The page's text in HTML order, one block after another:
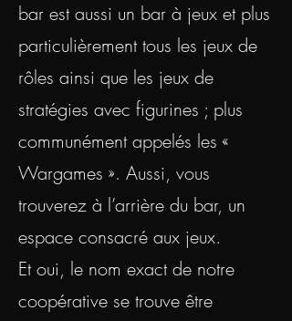
bar est aussi un bar à jeux et plus
particulièrement tous les jeux de
rôles ainsi que les jeux de
stratégies avec figurines ; plus
communément appelés les «
Wargames ». Aussi, vous
trouverez à l’arrière du bar, un
espace consacré aux jeux.
Et oui, le nom exact de notre
coopérative se trouve être